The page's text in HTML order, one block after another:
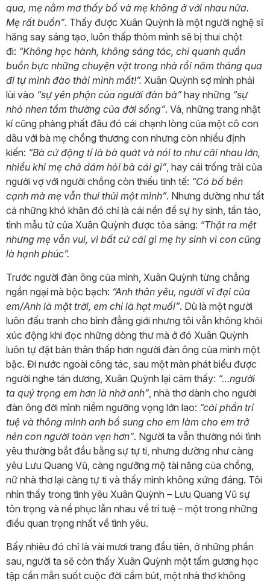
qua, mẹ nằm mơ thấy bố và mẹ không ở với nhau nữa.
Mẹ rất buồn”. Thấy được Xuân Quỳnh là một người nghệ sĩ
hăng say sáng tạo, luôn thấp thỏm mình sẽ bị thui chột
đi: “Không học hành, không sáng tác, chỉ quanh quẩn
buồn bực những chuyện vặt trong nhà rồi năm tháng qua
đi tự mình đào thải mình mất!”. Xuân Quỳnh sợ mình phải
lùi vào “sự yên phận của người đàn bà”hay những “sự
nhỏ nhen tầm thường của đời sống”. Và, những trang nhật
kí cũng phảng phất đâu đó cái chạnh lòng của một cô con
dâu với bà mẹ chồng thương con nhưng còn nhiều định
kiến: “Bà cứ động tí là bà quát và nói to như cãi nhau lớn,
nhiều khi mẹ chả dám hỏi bà cái gì”, hay cái trống trải của
người vợ với người chồng còn thiếu tinh tế: “Có bố bên
cạnh mà mẹ vẫn thui thủi một mình”. Nhưng dường như tất
cả những khó khăn đó chỉ là cái nền để sự hy sinh, tần tảo,
tình mẫu tử của Xuân Quỳnh được tỏa sáng: “Thật ra mệt
nhưng mẹ vẫn vui, vì bất cứ cái gì mẹ hy sinh vì con cũng
là hạnh phúc”.
Trước người đàn ông của mình, Xuân Quỳnh từng chẳng
ngần ngại mà bộc bạch: “Anh thân yêu, người vĩ đại của
em/Anh là mặt trời, em chỉ là hạt muối”. Dù là một người
luôn đấu tranh cho bình đẳng giới nhưng tôi vẫn không khỏi
xúc động khi đọc những dòng thư mà ở đó Xuân Quỳnh
luôn tự đặt bản thân thấp hơn người đàn ông của mình một
bậc. Đi nước ngoài công tác, sau một màn phát biểu được
người nghe tán dương, Xuân Quỳnh lại cảm thấy: “…người
ta quý trọng em hơn là nhờ anh”, nhà thơ dành cho người
đàn ông đời mình niềm ngưỡng vọng lớn lao: “cái phần trí
tuệ và thông minh anh bổ sung cho em làm cho em trở
nên con người toàn vẹn hơn”. Người ta vẫn thường nói tình
yêu thường bắt đầu bằng sự tự ti, nhưng dường như càng
yêu Lưu Quang Vũ, càng ngưỡng mộ tài năng của chồng,
nữ nhà thơ lại càng tự ti và thấy mình không xứng đáng. Tôi
nhìn thấy trong tình yêu Xuân Quỳnh – Lưu Quang Vũ sự
tôn trọng và nể phục lẫn nhau về trí tuệ – một trong những
điều quan trọng nhất về tình yêu.
Bấy nhiêu đó chỉ là vài mươi trang đầu tiên, ở những phần
sau, người ta sẽ còn thấy Xuân Quỳnh một tấm gương học
tập cần mẫn suốt cuộc đời cầm bút, một nhà thơ không